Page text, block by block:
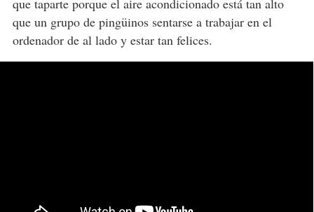
que taparte porque el aire acondicionado está tan alto
que un grupo de pingüinos sentarse a trabajar en el
ordenador de al lado y estar tan felices.